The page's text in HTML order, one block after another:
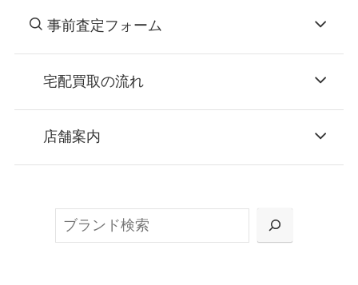
事前査定フォーム
宅配買取の流れ
お申込み
または梱包材不要の「集荷申込」からお選び
店舗案内